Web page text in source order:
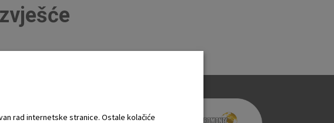
rad internetske stranice. Ostale kolačiće